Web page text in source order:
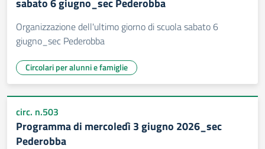
sabato 6 giugno_sec Pederobba
Organizzazione dell'ultimo giorno di scuola sabato 6
giugno_sec Pederobba
Circolari per alunni e famiglie
circ. n.503
Programma di mercoledì 3 giugno 2026_sec
Pederobba